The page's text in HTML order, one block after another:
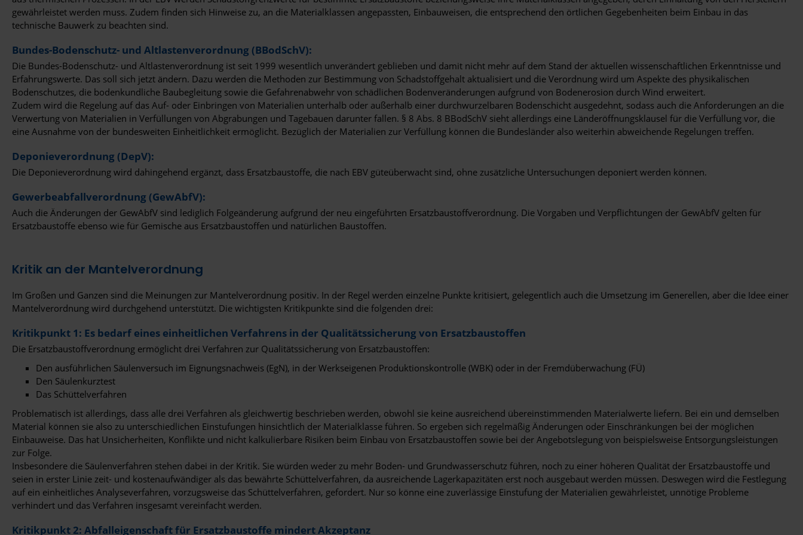
gewährleistet werden muss. Zudem finden sich Hinweise zu, an die Materialklassen angepassten, Einbauweisen, die entsprechend den örtlichen Gegebenheiten beim Einbau in das
technische Bauwerk zu beachten sind.
Bundes-Bodenschutz- und Altlastenverordnung (BBodSchV):
Die Bundes-Bodenschutz- und Altlastenverordnung ist seit 1999 wesentlich unverändert geblieben und damit nicht mehr auf dem Stand der aktuellen wissenschaftlichen Erkenntnisse und
Erfahrungswerte. Das soll sich jetzt ändern. Dazu werden die Methoden zur Bestimmung von Schadstoffgehalt aktualisiert und die Verordnung wird um Aspekte des physikalischen
Bodenschutzes, die bodenkundliche Baubegleitung sowie die Gefahrenabwehr von schädlichen Bodenveränderungen aufgrund von Bodenerosion durch Wind erweitert.
Zudem wird die Regelung auf das Auf- oder Einbringen von Materialien unterhalb oder außerhalb einer durchwurzelbaren Bodenschicht ausgedehnt, sodass auch die Anforderungen an die
Verwertung von Materialien in Verfüllungen von Abgrabungen und Tagebauen darunter fallen. § 8 Abs. 8 BBodSchV sieht allerdings eine Länderöffnungsklausel für die Verfüllung vor, die
eine Ausnahme von der bundesweiten Einheitlichkeit ermöglicht. Bezüglich der Materialien zur Verfüllung können die Bundesländer also weiterhin abweichende Regelungen treffen.
Deponieverordnung (DepV):
Die Deponieverordnung wird dahingehend ergänzt, dass Ersatzbaustoffe, die nach EBV güteüberwacht sind, ohne zusätzliche Untersuchungen deponiert werden können.
Gewerbeabfallverordnung (GewAbfV):
Auch die Änderungen der GewAbfV sind lediglich Folgeänderung aufgrund der neu eingeführten Ersatzbaustoffverordnung. Die Vorgaben und Verpflichtungen der GewAbfV gelten für
Ersatzbaustoffe ebenso wie für Gemische aus Ersatzbaustoffen und natürlichen Baustoffen.
Kritik an der Mantelverordnung
Im Großen und Ganzen sind die Meinungen zur Mantelverordnung positiv. In der Regel werden einzelne Punkte kritisiert, gelegentlich auch die Umsetzung im Generellen, aber die Idee einer
Mantelverordnung wird durchgehend unterstützt. Die wichtigsten Kritikpunkte sind die folgenden drei:
Kritikpunkt 1: Es bedarf eines einheitlichen Verfahrens in der Qualitätssicherung von Ersatzbaustoffen
Die Ersatzbaustoffverordnung ermöglicht drei Verfahren zur Qualitätssicherung von Ersatzbaustoffen:
Den ausführlichen Säulenversuch im Eignungsnachweis (EgN), in der Werkseigenen Produktionskontrolle (WBK) oder in der Fremdüberwachung (FÜ)
Den Säulenkurztest
Das Schüttelverfahren
Problematisch ist allerdings, dass alle drei Verfahren als gleichwertig beschrieben werden, obwohl sie keine ausreichend übereinstimmenden Materialwerte liefern. Bei ein und demselben
Material können sie also zu unterschiedlichen Einstufungen hinsichtlich der Materialklasse führen. So ergeben sich regelmäßig Änderungen oder Einschränkungen bei der möglichen
Einbauweise. Das hat Unsicherheiten, Konflikte und nicht kalkulierbare Risiken beim Einbau von Ersatzbaustoffen sowie bei der Angebotslegung von beispielsweise Entsorgungsleistungen
zur Folge.
Insbesondere die Säulenverfahren stehen dabei in der Kritik. Sie würden weder zu mehr Boden- und Grundwasserschutz führen, noch zu einer höheren Qualität der Ersatzbaustoffe und
seien in erster Linie zeit- und kostenaufwändiger als das bewährte Schüttelverfahren, da ausreichende Lagerkapazitäten erst noch ausgebaut werden müssen. Deswegen wird die Festlegung
auf ein einheitliches Analyseverfahren, vorzugsweise das Schüttelverfahren, gefordert. Nur so könne eine zuverlässige Einstufung der Materialien gewährleistet, unnötige Probleme
verhindert und das Verfahren insgesamt vereinfacht werden.
Kritikpunkt 2: Abfalleigenschaft für Ersatzbaustoffe mindert Akzeptanz